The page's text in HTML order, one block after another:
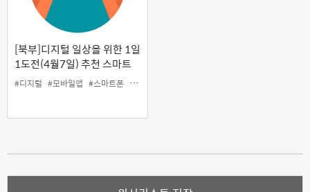
[북부]디지털 일상을 위한 1일
1도전(4월7일) 추천 스마트
폰 앱 활용법
#디지털 #모바일앱 #스마트폰 #어플